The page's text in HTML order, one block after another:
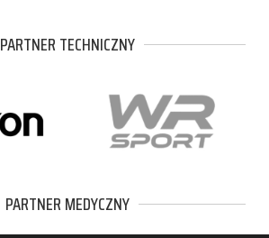
PARTNER TECHNICZNY
PARTNER MEDYCZNY